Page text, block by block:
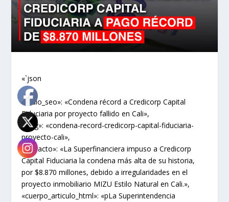
«`json
{
«titulo_seo»: «Condena récord a Credicorp Capital
Fiduciaria por proyecto fallido en Cali»,
«slug»: «condena-record-credicorp-capital-fiduciaria-
proyecto-cali»,
«extracto»: «La Superfinanciera impuso a Credicorp
Capital Fiduciaria la condena más alta de su historia,
por $8.870 millones, debido a irregularidades en el
proyecto inmobiliario MIZU Estilo Natural en Cali.»,
«cuerpo_articulo_html»: «pLa Superintendencia